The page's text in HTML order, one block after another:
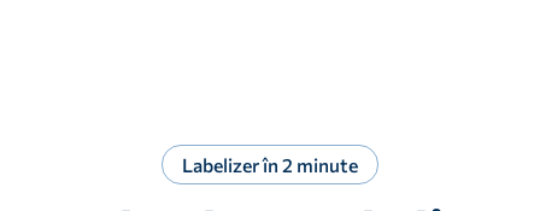
Labelizer în 2 minute